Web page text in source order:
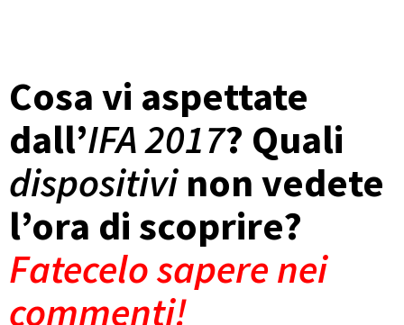
Cosa vi aspettate
dall’IFA 2017? Quali
dispositivinon vedete
l’ora di scoprire?
Fatecelo sapere nei
commenti!